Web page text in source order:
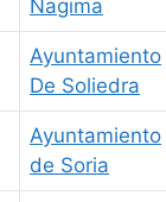
Nagima
Ayuntamiento
De Soliedra
Ayuntamiento
de Soria